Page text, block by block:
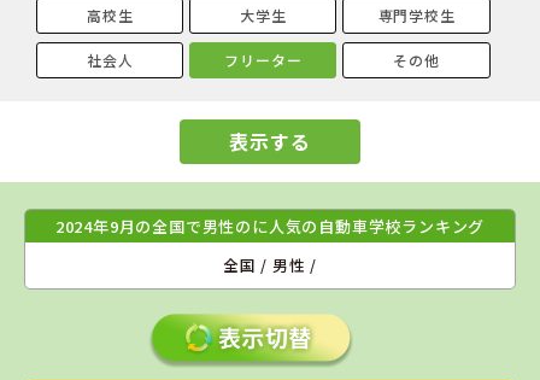
高校生 大学生 専門学校生
社会人 フリーター その他
表示する
2024年9月の全国で男性のに人気の自動車学校ランキング
全国 / 男性 /